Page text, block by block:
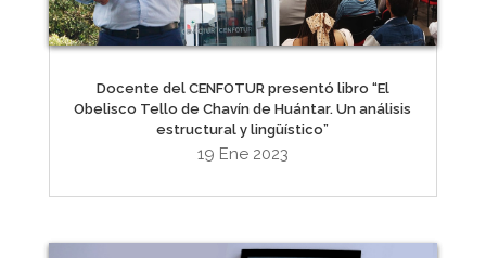
Docente del CENFOTUR presentó libro “El
Obelisco Tello de Chavín de Huántar. Un análisis
estructural y lingüístico”
19 Ene 2023